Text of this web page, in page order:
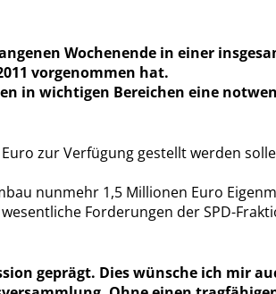
Wochenende in einer
vorgenommen hat.
in wichtigen Bereichen eine
zur Verfügung gestellt werden
nunmehr 1,5 Millionen Euro
Forderungen der SPD-
geprägt. Dies wünsche ich mir